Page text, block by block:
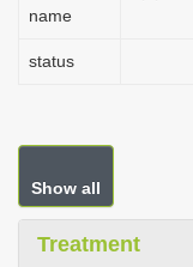
name
status
Show all
Treatment